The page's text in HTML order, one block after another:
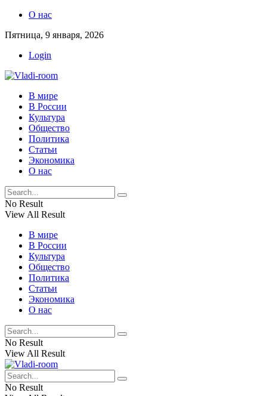
О нас
Пятница, 9 января, 2026
Login
В мире
В России
Культура
Общество
Политика
Статьи
Экономика
О нас
No Result
View All Result
В мире
В России
Культура
Общество
Политика
Статьи
Экономика
О нас
No Result
View All Result
No Result